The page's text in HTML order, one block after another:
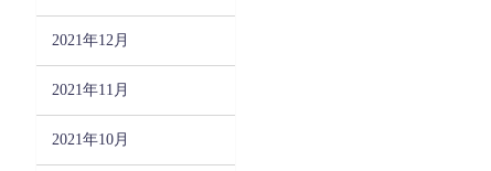
2021年12月
2021年11月
2021年10月